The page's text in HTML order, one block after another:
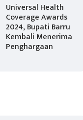
Universal Health
Coverage Awards
2024, Bupati Barru
Kembali Menerima
Penghargaan